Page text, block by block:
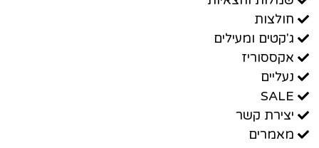
חולצות
ג'קטים ומעילים
אקססוריז
נעליים
SALE
יצירת קשר
מאמרים